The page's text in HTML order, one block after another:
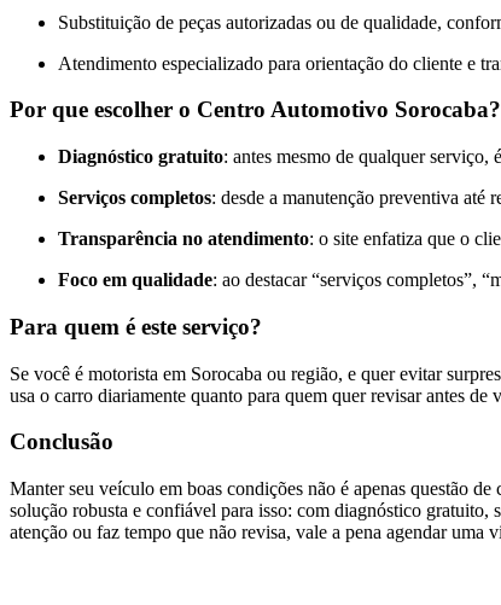
Substituição de peças autorizadas ou de qualidade,
Atendimento especializado para orientação do cliente e
Por que escolher o Centro Automotivo Sorocaba?
Diagnóstico gratuito: antes mesmo de qualquer serviço,
Serviços completos: desde a manutenção preventiva até
Transparência no atendimento: o site enfatiza que o
Foco em qualidade: ao destacar “serviços completos”,
Para quem é este serviço?
Se você é motorista em Sorocaba ou região, e quer evitar
usa o carro diariamente quanto para quem quer revisar antes de
Conclusão
Manter seu veículo em boas condições não é apenas questão
solução robusta e confiável para isso: com diagnóstico
atenção ou faz tempo que não revisa, vale a pena agendar uma